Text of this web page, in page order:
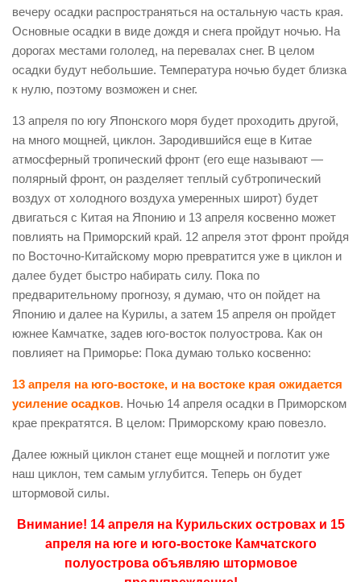
вечеру осадки распространяться на остальную часть края.
Основные осадки в виде дождя и снега пройдут ночью. На
дорогах местами гололед, на перевалах снег. В целом
осадки будут небольшие. Температура ночью будет близка
к нулю, поэтому возможен и снег.
13 апреля по югу Японского моря будет проходить другой,
на много мощней, циклон. Зародившийся еще в Китае
атмосферный тропический фронт (его еще называют —
полярный фронт, он разделяет теплый субтропический
воздух от холодного воздуха умеренных широт) будет
двигаться с Китая на Японию и 13 апреля косвенно может
повлиять на Приморский край. 12 апреля этот фронт пройдя
по Восточно-Китайскому морю превратится уже в циклон и
далее будет быстро набирать силу. Пока по
предварительному прогнозу, я думаю, что он пойдет на
Японию и далее на Курилы, а затем 15 апреля он пройдет
южнее Камчатке, задев юго-восток полуострова. Как он
повлияет на Приморье: Пока думаю только косвенно:
13 апреля на юго-востоке, и на востоке края ожидается
усиление осадков. Ночью 14 апреля осадки в Приморском
крае прекратятся. В целом: Приморскому краю повезло.
Далее южный циклон станет еще мощней и поглотит уже
наш циклон, тем самым углубится. Теперь он будет
штормовой силы.
Внимание! 14 апреля на Курильских островах и 15
апреля на юге и юго-востоке Камчатского
полуострова объявляю штормовое